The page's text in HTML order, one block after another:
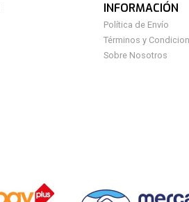
INFORMACIÓN
Política de Envío
Términos y
Sobre Nosotros